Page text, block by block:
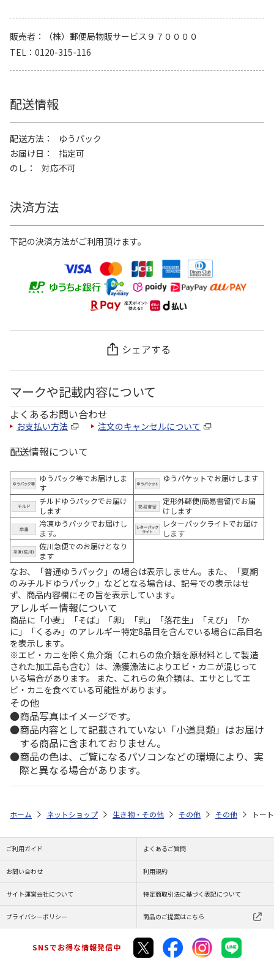
販売者
（株）郵便局物販サービス９７００００
TEL
0120-315-116
配送情報
配送方法
ゆうパック
お届け日
指定可
のし
対応不可
決済方法
下記の決済方法がご利用頂けます。
シェアする
マークや記載内容について
よくあるお問い合わせ
お支払い方法 注文のキャンセルについて
配送情報について
ゆうパック等でお届けしま
す
ゆうパケットでお届けします
チルドゆうパックでお届け
します
定形外郵便(簡易書留)でお届
けします
冷凍ゆうパックでお届けし
ます。
レターパックライトでお届け
します
佐川急便でのお届けとなり
ます
なお、「普通ゆうパック」の場合は表示しません。また、「夏期
のみチルドゆうパック」などとなる場合は、記号での表示はせ
ず、商品内容欄にその旨を表示しています。
アレルギー情報について
商品に「小麦」「そば」「卵」「乳」「落花生」「えび」「か
に」「くるみ」のアレルギー特定8品目を含んでいる場合に品目名
を表示します。
※エビ・カニを除く魚介類（これらの魚介類を原材料として製造
された加工品も含む）は、漁獲漁法によりエビ・カニが混じって
いる場合があります。 また、これらの魚介類は、エサとしてエ
ビ・カニを食べている可能性があります。
その他
商品写真はイメージです。
商品内容として記載されていない「小道具類」はお届け
する商品に含まれておりません。
商品の色は、ご覧になるパソコンなどの環境により、実
際と異なる場合があります。
ホーム ネットショップ 生き物・その他 その他 その他 トー
ご利用ガイド よくあるご質問
お問い合わせ 利用規約
サイト運営会社について 特定商取引法に基づく表記について
プライバシーポリシー 商品のご提案はこちら
SNSでお得な情報発信中